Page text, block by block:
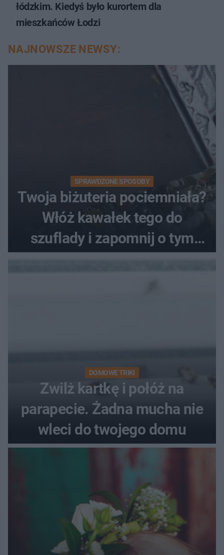
łódzkim. Kiedyś było kurortem dla
mieszkańców Łodzi
NAJNOWSZE NEWSY:
SPRAWDZONE SPOSOBY
Twoja biżuteria pociemniała?
Włóż kawałek tego do
szuflady i zapomnij o tym
problemie. Sposób na
DOMOWE TRIKI
Zwilż kartkę i połóż na
parapecie. Żadna mucha nie
wleci do twojego domu